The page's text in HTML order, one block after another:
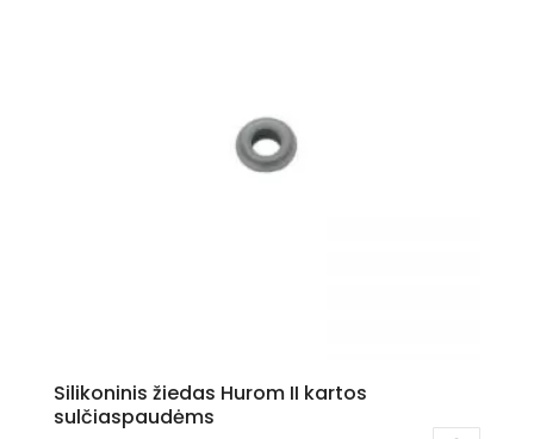
Silikoninis žiedas Hurom II kartos
sulčiaspaudėms